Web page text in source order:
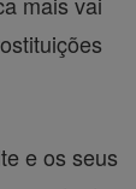
e os seus